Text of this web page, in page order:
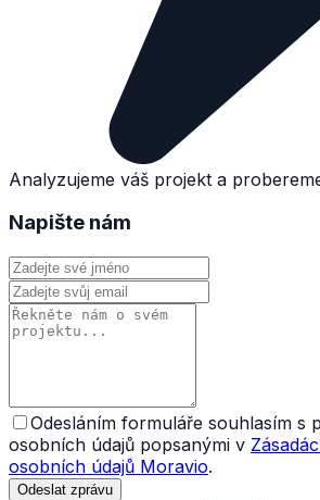
Analyzujeme váš projekt a
Napište nám
Odesláním formuláře souhlasím s
osobních údajů popsanými v
osobních údajů Moravio.
Odeslat zprávu